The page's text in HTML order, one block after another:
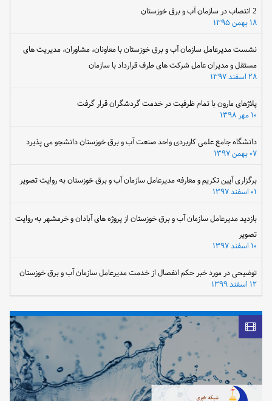
۱۸ بهمن ۱۳۹۵
نشست مدیرعامل سازمان آب و برق خوزستان با معاونان، مشاوران، مدیریت های
مستقل و مدیران عامل شرکت های طرف قرارداد با سازمان
۲۸ اسفند ۱۳۹۷
پلاژهای مارون با تمام ظرفیت در خدمت گردشگران قرار گرفت
دانشگاه جامع علمی کاربردی واحد صنعت آب و برق خوزستان دانشجو می پذیرد
۰۷ بهمن ۱۳۹۷
برگزاری آیین تکریم و معارفه مدیرعامل سازمان آب و برق خوزستان به روایت تصویر
بازدید مدیرعامل سازمان آب و برق خوزستان از پروژه های آبادان و خرمشهر به روایت
تصویر
توضیحی در مورد خبر حکم انفصال از خدمت مدیرعامل سازمان آب و برق خوزستان
۱۲ اسفند ۱۳۹۹